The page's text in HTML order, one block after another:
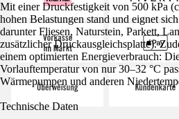
Mit einer Druckfestigkeit von 500 kPa
hohen Belastungen stand und eignet
darunter Fliesen, Naturstein, Parkett,
zusätzlicher Druckausgleichsplatte).
einem optimierten Energieverbrauch:
Vorlauftemperatur von nur 30–32 °C
Wärmepumpen und anderen
Technische Daten